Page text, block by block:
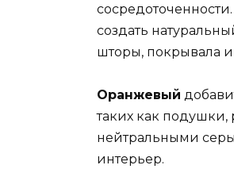
создать
шторы, покрывала
Оранжевый
таких как подушки,
нейтральными
интерьер.